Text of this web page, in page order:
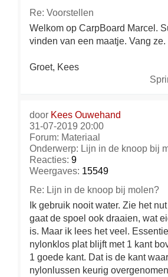
Re: Voorstellen
Welkom op CarpBoard Marcel.
vinden van een maatje. Vang ze.
Groet, Kees
door Kees Ouwehand
31-07-2019 20:00
Forum: Materiaal
Onderwerp: Lijn in de knoop bij
Reacties: 9
Weergaves: 15549
Re: Lijn in de knoop bij molen?
Ik gebruik nooit water. Zie het
gaat de spoel ook draaien, wat
is. Maar ik lees het veel.
nylonklos plat blijft met 1 kant
1 goede kant. Dat is de kant
nylonlussen keurig